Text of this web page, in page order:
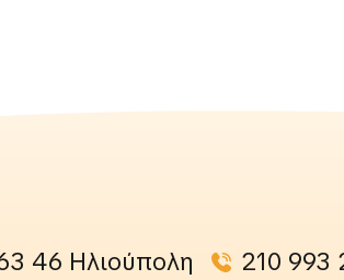
46 Ηλιούπολη 210 993